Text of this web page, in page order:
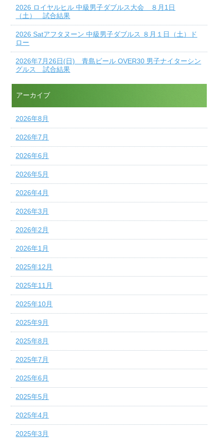
2026 ロイヤルヒル 中級男子ダブルス大会 ８月1日
（土） 試合結果
2026 Satアフタヌーン 中級男子ダブルス ８月１日（土）ド
ロー
2026年7月26日(日) 青島ビール OVER30 男子ナイターシン
グルス 試合結果
アーカイブ
2026年8月
2026年7月
2026年6月
2026年5月
2026年4月
2026年3月
2026年2月
2026年1月
2025年12月
2025年11月
2025年10月
2025年9月
2025年8月
2025年7月
2025年6月
2025年5月
2025年4月
2025年3月